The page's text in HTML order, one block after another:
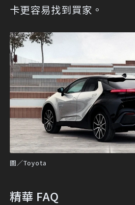
卡更容易找到買家。
圖／Toyota
精華 FAQ